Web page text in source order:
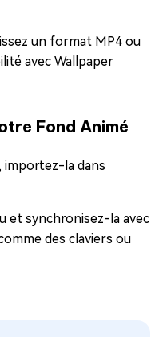
un format MP4 ou
avec Wallpaper
Fond Animé
importez-la dans
et synchronisez-la avec
des claviers ou